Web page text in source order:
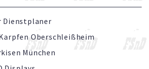
Dienstplaner
Oberschleißheim
München